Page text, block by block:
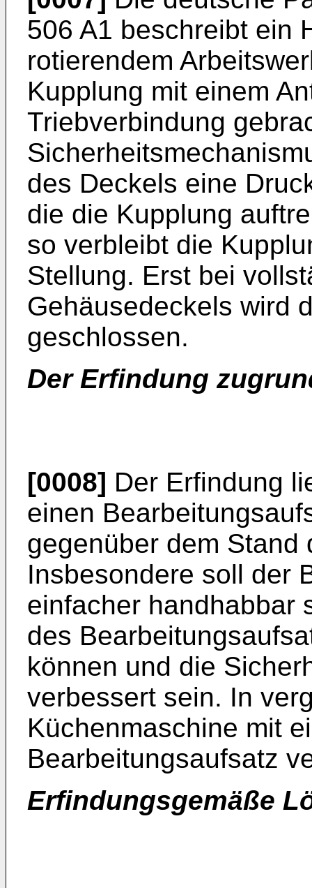
506 A1 beschreibt ein
rotierendem
Kupplung mit einem
Triebverbindung
des Deckels eine
die die Kupplung
so verbleibt die
Stellung. Erst bei
Gehäusedeckels wird
geschlossen.
Der Erfindung
[0008] Der Erfindung
einen
gegenüber dem Stand
Insbesondere soll der
einfacher handhabbar
des
können und die
verbessert sein. In
Küchenmaschine mit
Bearbeitungsaufsatz
Erfindungsgemäße